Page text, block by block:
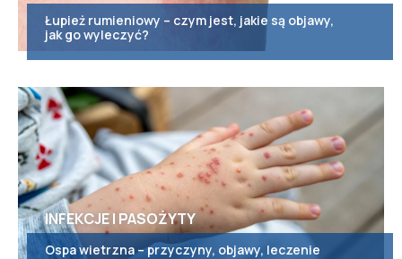
Łupież rumieniowy – czym jest, jakie są objawy,
jak go wyleczyć?
INFEKCJE I PASOŻYTY
Ospa wietrzna – przyczyny, objawy, leczenie